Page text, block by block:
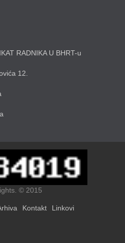
RADNIKA U BHRT-u
12.
© 2015
Kontakt Linkovi